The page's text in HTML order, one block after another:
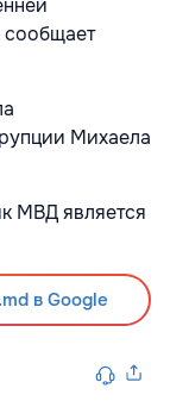
сообщает
Михаела
МВД является
в Google